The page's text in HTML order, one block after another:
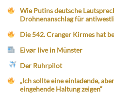
Wie Putins deutsche
Drohnenanschlag für
Die 542. Cranger Kirmes hat
Eivør live in Münster
Der Ruhrpilot
„Ich sollte eine einladende,
eingehende Haltung zeigen“